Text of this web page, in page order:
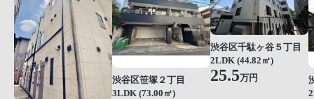
渋谷区笹塚２丁目
3LDK (73.00㎡)
渋谷区千駄ヶ谷５丁目
2LDK (44.82㎡)
25.5万円